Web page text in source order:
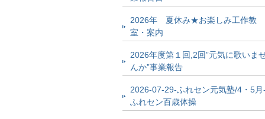
2026年 夏休み★お楽しみ工作教
室・案内
2026年度第１回,2回”元気に歌いま
んか”事業報告
2026-07-29-ふれセン元気塾/4・5月-
ふれセン百歳体操